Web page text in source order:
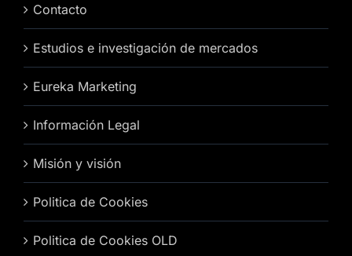
Contacto
Estudios e investigación de mercados
Eureka Marketing
Información Legal
Misión y visión
Politica de Cookies
Politica de Cookies OLD